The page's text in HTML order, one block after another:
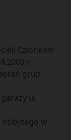
Członków
r.
grup
ul.
odbytego w